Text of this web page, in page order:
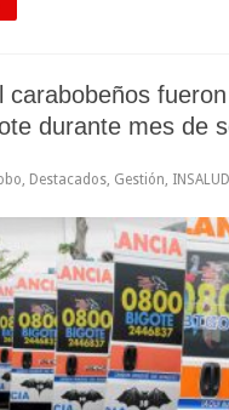
carabobeños
durante mes de
, Destacados, Gestión, INSALUD